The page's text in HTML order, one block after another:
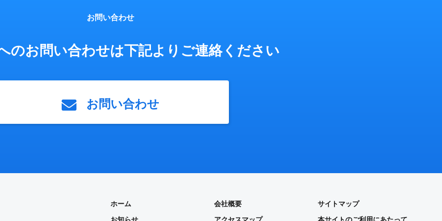
お問い合わせ
のお問い合わせは下記よりご連絡ください
お問い合わせ
ホーム
お知らせ
会社概要
アクセスマップ
サイトマップ
本サイトのご利用にあたって